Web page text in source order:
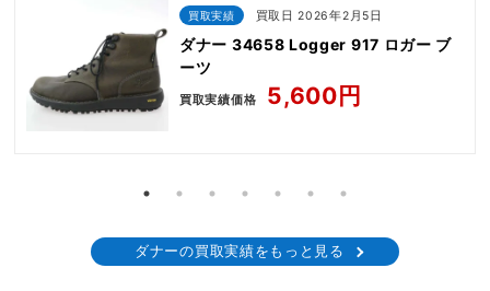
買取実績 買取日 2026年2月5日
ダナー 34658 Logger 917 ロガー ブ
ーツ
買取実績価格 5,600円
ダナーの買取実績をもっと見る